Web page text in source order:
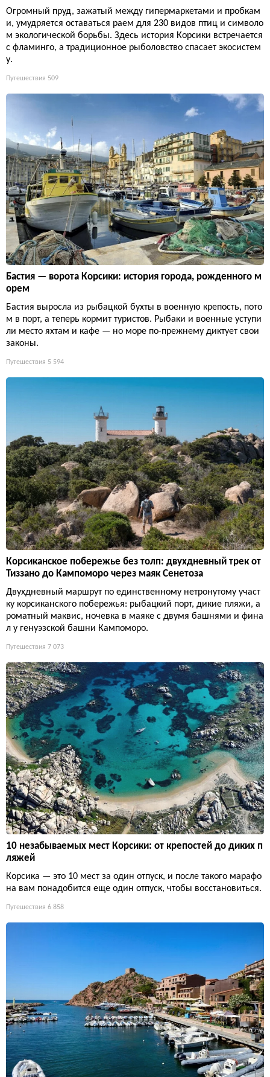
Огромный пруд, зажатый между гипермаркетами и пробкам
и, умудряется оставаться раем для 230 видов птиц и символо
м экологической борьбы. Здесь история Корсики встречается
с фламинго, а традиционное рыболовство спасает экосистем
у.
Путешествия 509
Бастия — ворота Корсики: история города, рожденного м
орем
Бастия выросла из рыбацкой бухты в военную крепость, пото
м в порт, а теперь кормит туристов. Рыбаки и военные уступи
ли место яхтам и кафе — но море по-прежнему диктует свои
законы.
Путешествия 5 594
Корсиканское побережье без толп: двухдневный трек от
Тиззано до Кампоморо через маяк Сенетоза
Двухдневный маршрут по единственному нетронутому участ
ку корсиканского побережья: рыбацкий порт, дикие пляжи, а
роматный маквис, ночевка в маяке с двумя башнями и фина
л у генуэзской башни Кампоморо.
Путешествия 7 073
10 незабываемых мест Корсики: от крепостей до диких п
ляжей
Корсика — это 10 мест за один отпуск, и после такого марафо
на вам понадобится еще один отпуск, чтобы восстановиться.
Путешествия 6 858